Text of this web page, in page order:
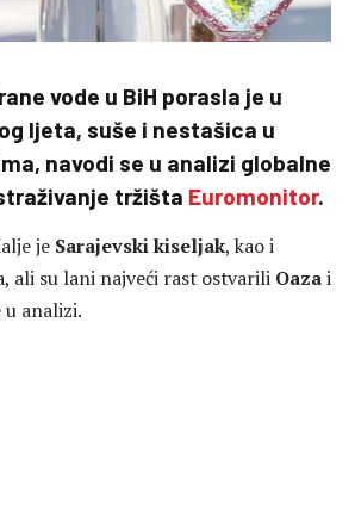
vode u BiH porasla je u
ljeta, suše i nestašica u
navodi se u analizi globalne
tržišta Euromonitor.
je Sarajevski kiseljak, kao i
ali su lani najveći rast ostvarili Oazai
u analizi.